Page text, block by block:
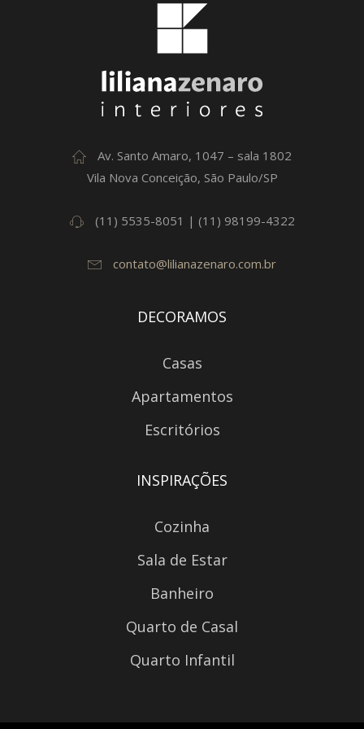
Av. Santo Amaro, 1047 – sala 1802
Vila Nova Conceição, São Paulo/SP
(11) 5535-8051 | (11) 98199-4322
contato@lilianazenaro.com.br
DECORAMOS
Casas
Apartamentos
Escritórios
INSPIRAÇÕES
Cozinha
Sala de Estar
Banheiro
Quarto de Casal
Quarto Infantil